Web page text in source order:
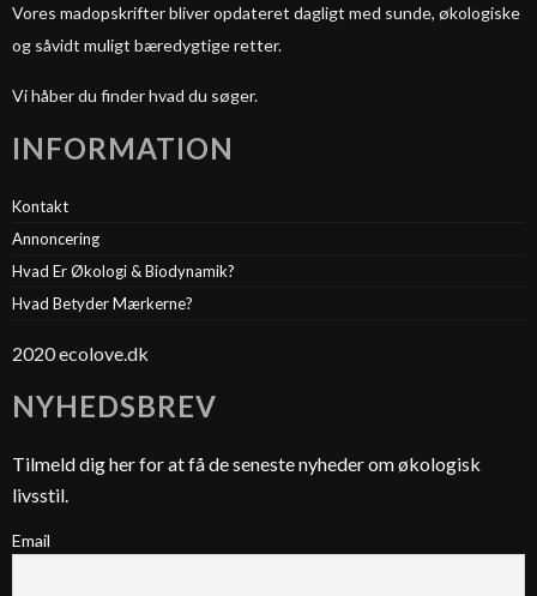
Vores madopskrifter bliver opdateret dagligt med sunde, økologiske
og såvidt muligt bæredygtige retter.
Vi håber du finder hvad du søger.
INFORMATION
Kontakt
Annoncering
Hvad Er Økologi & Biodynamik?
Hvad Betyder Mærkerne?
2020 ecolove.dk
NYHEDSBREV
Tilmeld dig her for at få de seneste nyheder om økologisk
livsstil.
Email